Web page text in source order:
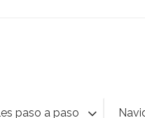
paso a paso